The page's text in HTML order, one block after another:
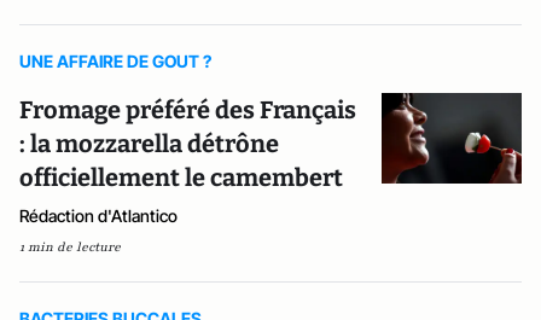
UNE AFFAIRE DE GOUT ?
Fromage préféré des Français
: la mozzarella détrône
officiellement le camembert
Rédaction d'Atlantico
1 min de lecture